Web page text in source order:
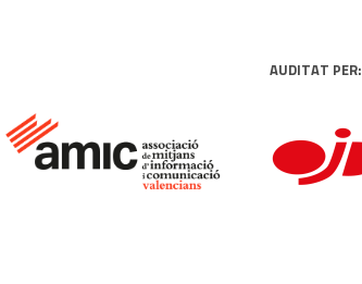
AUDITAT PER: